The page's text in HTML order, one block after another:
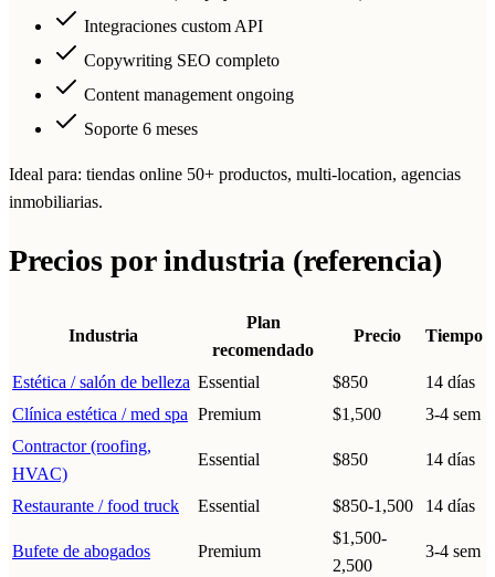
Integraciones custom API
Copywriting SEO completo
Content management ongoing
Soporte 6 meses
Ideal para: tiendas online 50+ productos, multi-location, agencias
inmobiliarias.
Precios por industria (referencia)
Industria
Plan
recomendado
Precio Tiempo
Estética / salón de belleza Essential $850
14 días
Clínica estética / med spa Premium $1,500
3-4 sem
Contractor (roofing,
HVAC)
Essential $850 14 días
Restaurante / food truck Essential $850-1,500 14 días
Bufete de abogados Premium
$1,500-
2,500
3-4 sem